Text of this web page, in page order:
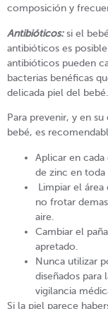
composición y
Antibióticos:si el
antibióticos es
antibióticos pueden
bacterias benéficas
delicada piel del bebé.
Para prevenir, y en
bebé, es
Aplicar en
de zinc en toda
Limpiar el
no frotar
aire.
Cambiar el
apretado.
Nunca utilizar
diseñados para
vigilancia
Si la piel parece